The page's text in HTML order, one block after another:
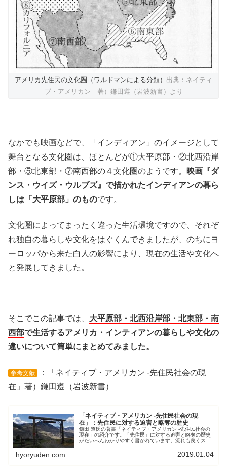
アメリカ先住民の文化圏（ワルドマンによる分類） 出典：ネイティ
ブ・アメリカン 著）鎌田遵（岩波新書）より
なかでも映画などで、「インディアン」のイメージとして
舞台となる文化圏は、ほとんどが①大平原部・②北西沿岸
部・⑤北東部・⑦南西部の４文化圏のようです。
映画『ダ
ンス・ウイズ・ウルブズ』で描かれたインディアンの暮ら
しは「大平原部」のものです。
文化圏によってまったく違った生活環境ですので、それぞ
れ独自の暮らしや文化をはぐくんできましたが、のちにヨ
ーロッパから来た白人の影響により、現在の生活や文化へ
と発展してきました。
そこでこの記事では、 大平原部・北西沿岸部・北東部・南
西部で生活するアメリカ・インティアンの暮らしや文化の
違いについて簡単にまとめてみました。
参考文献
：「ネイティブ・アメリカン -先住民社会の現
在」著）鎌田遵（岩波新書）
「ネイティブ・アメリカン -先住民社会の現
在」：先住民に対する迫害と略奪の歴史
鎌田 遵氏の著書「ネイティブ・アメリカン -先住民社会の
現在」の紹介です。「先住民」に対する迫害と略奪の歴史
がたいへんわかりやすく書かれています。流れも良くスイ
hyoryuden.com 2019.01.04